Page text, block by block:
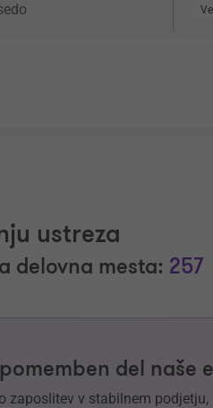
ustreza
delovna mesta: 257
del naše
zaposlitev v stabilnem